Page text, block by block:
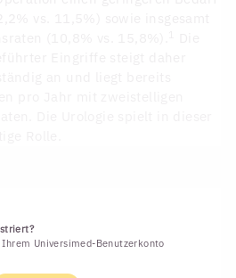
Universimed-Benutzerkonto